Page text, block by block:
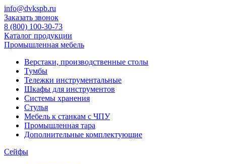
info@dvkspb.ru
Заказать звонок
8 (800) 100-30-73
Каталог продукции
Промышленная мебель
Верстаки, производственные столы
Тумбы
Тележки инструментальные
Шкафы для инструментов
Системы хранения
Стулья
Мебель к станкам с ЧПУ
Промышленная тара
Дополнительные комплектующие
Сейфы